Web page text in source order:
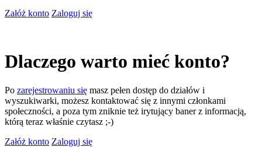
Załóż konto Zaloguj się
Dlaczego warto mieć konto?
Po zarejestrowaniu się masz pełen dostęp do działów i
wyszukiwarki, możesz kontaktować się z innymi członkami
społeczności, a poza tym zniknie też irytujący baner z informacją,
którą teraz właśnie czytasz ;-)
Załóż konto Zaloguj się